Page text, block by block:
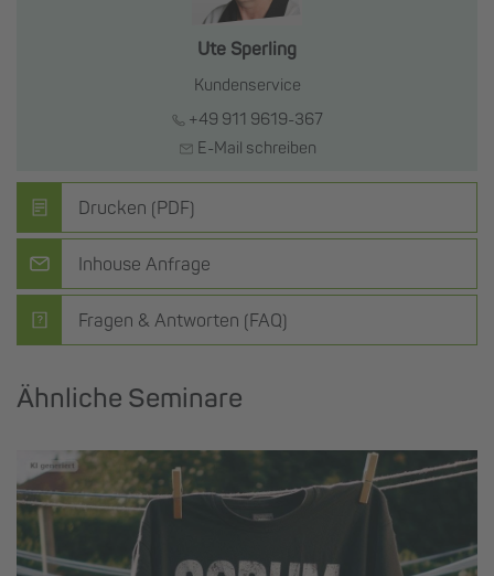
Ute Sperling
Kundenservice
+49 911 9619-367
E-Mail schreiben
Drucken (PDF)
Inhouse Anfrage
Fragen & Antworten (FAQ)
Ähnliche Seminare